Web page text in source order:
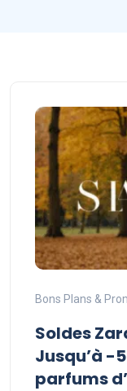
Bons Plans &
Soldes
Jusqu’à -
parfums